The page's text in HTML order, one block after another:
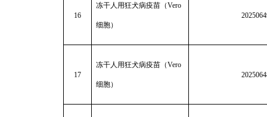
16
冻干人用狂犬病疫苗（Vero
细胞）
17
冻干人用狂犬病疫苗（Vero
细胞）